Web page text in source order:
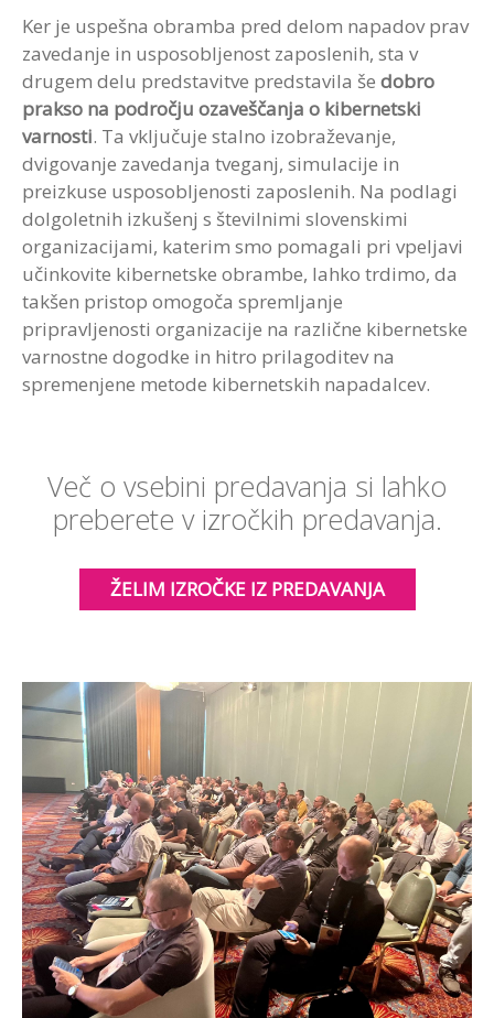
Ker je uspešna obramba pred delom napadov prav
zavedanje in usposobljenost zaposlenih, sta v
drugem delu predstavitve predstavila še dobro
prakso na področju ozaveščanja o kibernetski
varnosti. Ta vključuje stalno izobraževanje,
dvigovanje zavedanja tveganj, simulacije in
preizkuse usposobljenosti zaposlenih. Na podlagi
dolgoletnih izkušenj s številnimi slovenskimi
organizacijami, katerim smo pomagali pri vpeljavi
učinkovite kibernetske obrambe, lahko trdimo, da
takšen pristop omogoča spremljanje
pripravljenosti organizacije na različne kibernetske
varnostne dogodke in hitro prilagoditev na
spremenjene metode kibernetskih napadalcev.
Več o vsebini predavanja si lahko
preberete v izročkih predavanja.
ŽELIM IZROČKE IZ PREDAVANJA